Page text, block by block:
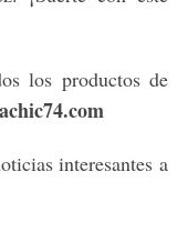
los productos de
interesantes a